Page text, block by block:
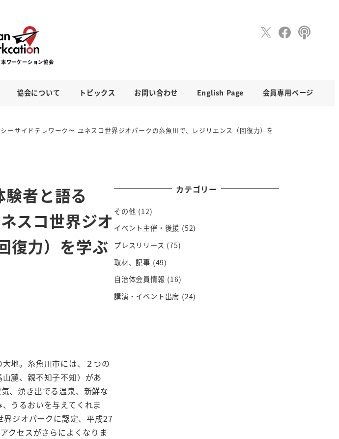
協会について トピックス お問い合わせ English Page 会員専用ページ
サイドテレワーク〜 ユネスコ世界ジオパークの糸魚川で、レジリエンス（回復力）を
験者と語る
スコ世界ジオ
復力）を学ぶ
地。糸魚川市には、２つの
麓、親不知子不知）があ
、湧き出でる温泉、新鮮な
うるおいを与えてくれま
ジオパークに認定、平成27
クセスがさらによくなりま
カテゴリー
その他 (12)
イベント主催・後援 (52)
プレスリリース (75)
取材、記事 (49)
自治体会員情報 (16)
講演・イベント出席 (24)